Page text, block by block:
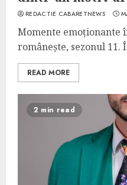
REDACTIE CABARETNEWS
Momente emoționante
românește, sezonul 11.
READ MORE
2 min read